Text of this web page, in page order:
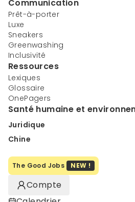
Communication
Prêt-à-porter
Luxe
Sneakers
Greenwashing
Inclusivité
Ressources
Lexiques
Glossaire
OnePagers
Santé humaine et
Juridique
Chine
The Good Jobs NEW !
Compte